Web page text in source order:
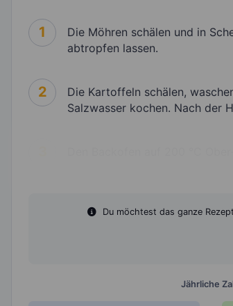
1
Die Möhren schälen und in
abtropfen lassen.
2
Die Kartoffeln schälen,
Salzwasser kochen. Nach der
Du möchtest das ganze
Jährliche